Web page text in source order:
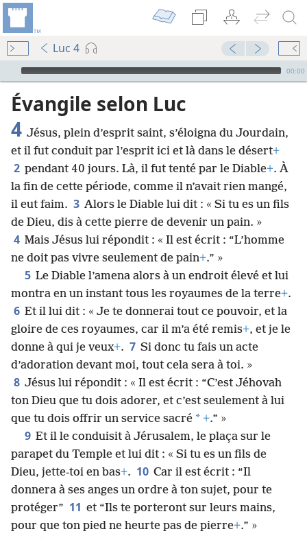
Luc 4
Audio Player
00:00
Évangile selon Luc
4 Jésus, plein d’esprit saint, s’éloigna du Jourdain,
et il fut conduit par l’esprit ici et là dans le désert+
2 pendant 40 jours. Là, il fut tenté par le Diable+. À
la fin de cette période, comme il n’avait rien mangé,
il eut faim. 3 Alors le Diable lui dit : « Si tu es un fils
de Dieu, dis à cette pierre de devenir un pain. »
4 Mais Jésus lui répondit : « Il est écrit : “L’homme
ne doit pas vivre seulement de pain+.” »
5 Le Diable l’amena alors à un endroit élevé et lui
montra en un instant tous les royaumes de la terre+.
6 Et il lui dit : « Je te donnerai tout ce pouvoir, et la
gloire de ces royaumes, car il m’a été remis+, et je le
donne à qui je veux+. 7 Si donc tu fais un acte
d’adoration devant moi, tout cela sera à toi. »
8 Jésus lui répondit : « Il est écrit : “C’est Jéhovah
ton Dieu que tu dois adorer, et c’est seulement à lui
que tu dois offrir un service sacré * +.” »
9 Et il le conduisit à Jérusalem, le plaça sur le
parapet du Temple et lui dit : « Si tu es un fils de
Dieu, jette-toi en bas+. 10 Car il est écrit : “Il
donnera à ses anges un ordre à ton sujet, pour te
protéger” 11 et “Ils te porteront sur leurs mains,
pour que ton pied ne heurte pas de pierre+.” »